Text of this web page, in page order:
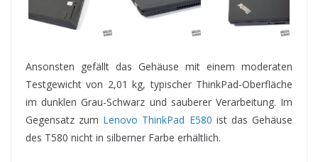
Ansonsten gefällt das Gehäuse mit einem moderaten
Testgewicht von 2,01 kg, typischer ThinkPad-Oberfläche
im dunklen Grau-Schwarz und sauberer Verarbeitung. Im
Gegensatz zum Lenovo ThinkPad E580 ist das Gehäuse
des T580 nicht in silberner Farbe erhältlich.